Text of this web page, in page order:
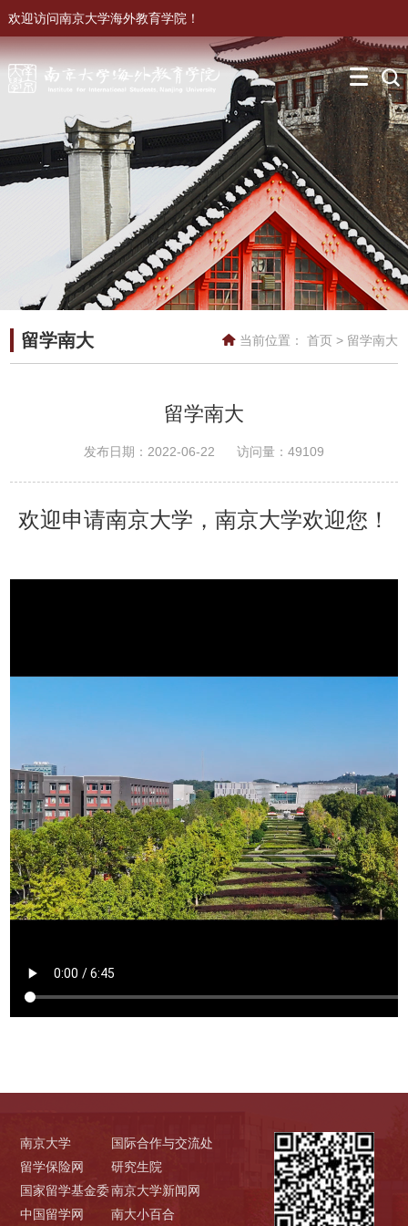
欢迎访问南京大学海外教育学院！
留学南大 当前位置： 首页> 留学南大
留学南大
发布日期：2022-06-22 访问量： 49109
欢迎申请南京大学，南京大学欢迎您！
南京大学
留学保险网
国家留学基金委
中国留学网
国际合作与交流处
研究生院
南京大学新闻网
南大小百合